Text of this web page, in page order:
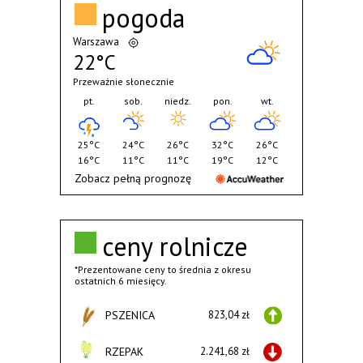
ceny rolnicze
*Prezentowane ceny to średnia z okresu
ostatnich 6 miesięcy.
PSZENICA 823,04 zł
RZEPAK 2.241,68 zł
pogoda
Warszawa
22°C
Przeważnie słonecznie
pt.
25°C
16°C
sob.
24°C
11°C
niedz.
26°C
11°C
pon.
32°C
19°C
wt.
26°C
12°C
Zobacz pełną prognozę